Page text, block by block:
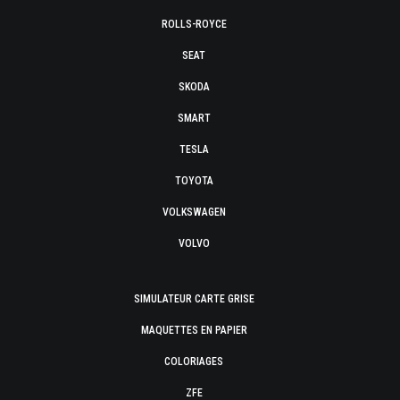
ROLLS-ROYCE
SEAT
SKODA
SMART
TESLA
TOYOTA
VOLKSWAGEN
VOLVO
SIMULATEUR CARTE GRISE
MAQUETTES EN PAPIER
COLORIAGES
ZFE